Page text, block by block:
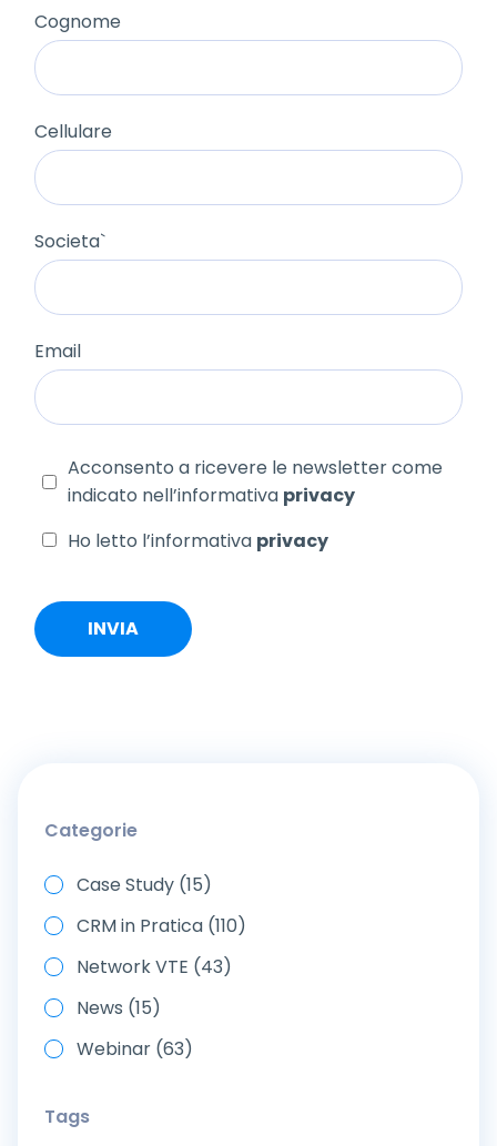
Cognome
Cellulare
Societa`
Email
Acconsento a ricevere le newsletter come
indicato nell’informativa privacy
Ho letto l’informativa privacy
Categorie
Case Study (15)
CRM in Pratica (110)
Network VTE (43)
News (15)
Webinar (63)
Tags